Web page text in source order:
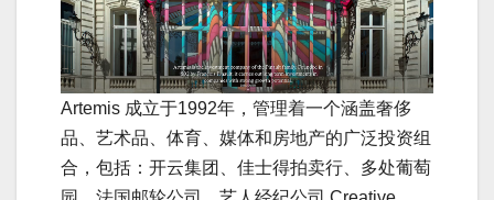
Artemis 成立于1992年，管理着一个涵盖奢侈
品、艺术品、体育、媒体和房地产的广泛投资组
合，包括：开云集团、佳士得拍卖行、多处葡萄